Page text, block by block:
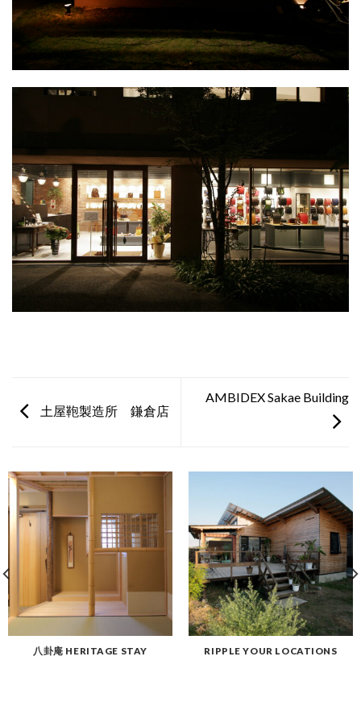
土屋鞄製造所 鎌倉店
AMBIDEX Sakae Building
八卦庵 HERITAGE STAY RIPPLE YOUR LOCATIONS